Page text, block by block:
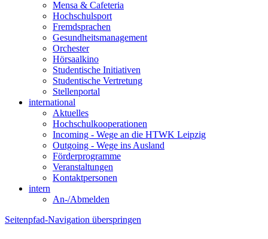
Mensa & Cafeteria
Hochschulsport
Fremdsprachen
Gesundheitsmanagement
Orchester
Hörsaalkino
Studentische Initiativen
Studentische Vertretung
Stellenportal
international
Aktuelles
Hochschulkooperationen
Incoming - Wege an die HTWK Leipzig
Outgoing - Wege ins Ausland
Förderprogramme
Veranstaltungen
Kontaktpersonen
intern
An-/Abmelden
Seitenpfad-Navigation überspringen